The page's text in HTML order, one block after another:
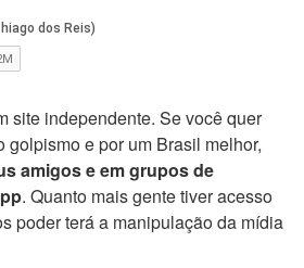
site independente. Se você quer
golpismo e por um Brasil melhor,
amigos e em grupos de
. Quanto mais gente tiver acesso
poder terá a manipulação da mídia